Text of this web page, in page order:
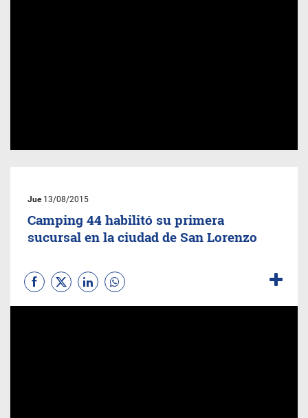
Jue13/08/2015
Camping 44 habilitó su primera
sucursal en la ciudad de San Lorenzo